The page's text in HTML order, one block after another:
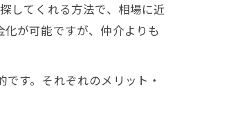
してくれる方法で、相場に近
が可能ですが、仲介よりも
す。それぞれのメリット・